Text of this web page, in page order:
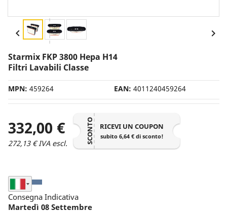
 
Starmix FKP 3800 Hepa H14
Filtri Lavabili Classe
MPN: 459264 EAN: 4011240459264
332,00 €
272,13 € IVA escl. SCONTO RICEVI UN COUPON
subito 6,64 € di sconto!
Seleziona Nazione di Spedizione
Consegna Indicativa
Martedì 08 Settembre